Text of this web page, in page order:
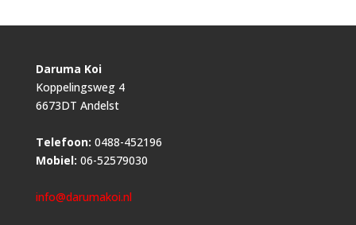
Daruma Koi
Koppelingsweg 4
6673DT Andelst
Telefoon: 0488-452196
Mobiel: 06-52579030
info@darumakoi.nl